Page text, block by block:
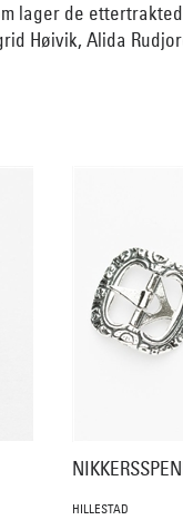
lager de
Høivik, Alida
HILLESTAD